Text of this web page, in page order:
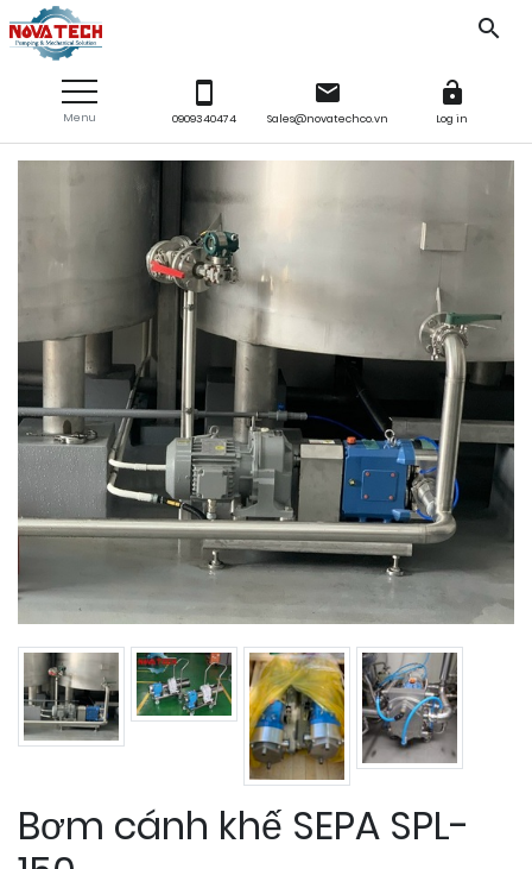
Công Ty TNHH Kỹ Thuật Thương Mại NOVATECH
Menu 0909340474 Sales@novatechco.vn Log in
Bơm cánh khế SEPA SPL-